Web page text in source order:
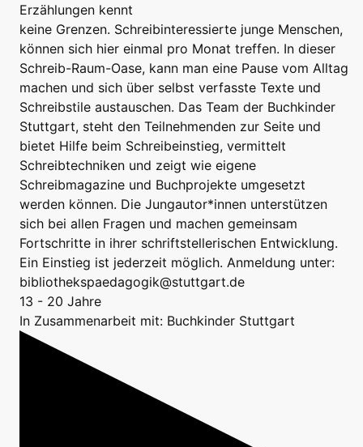
Erzählungen kennt
keine Grenzen. Schreibinteressierte junge Menschen,
können sich hier einmal pro Monat treffen. In dieser
Schreib-Raum-Oase, kann man eine Pause vom Alltag
machen und sich über selbst verfasste Texte und
Schreibstile austauschen. Das Team der Buchkinder
Stuttgart, steht den Teilnehmenden zur Seite und
bietet Hilfe beim Schreibeinstieg, vermittelt
Schreibtechniken und zeigt wie eigene
Schreibmagazine und Buchprojekte umgesetzt
werden können. Die Jungautor*innen unterstützen
sich bei allen Fragen und machen gemeinsam
Fortschritte in ihrer schriftstellerischen Entwicklung.
Ein Einstieg ist jederzeit möglich. Anmeldung unter:
bibliothekspaedagogik@stuttgart.de
13 - 20 Jahre
In Zusammenarbeit mit: Buchkinder Stuttgart